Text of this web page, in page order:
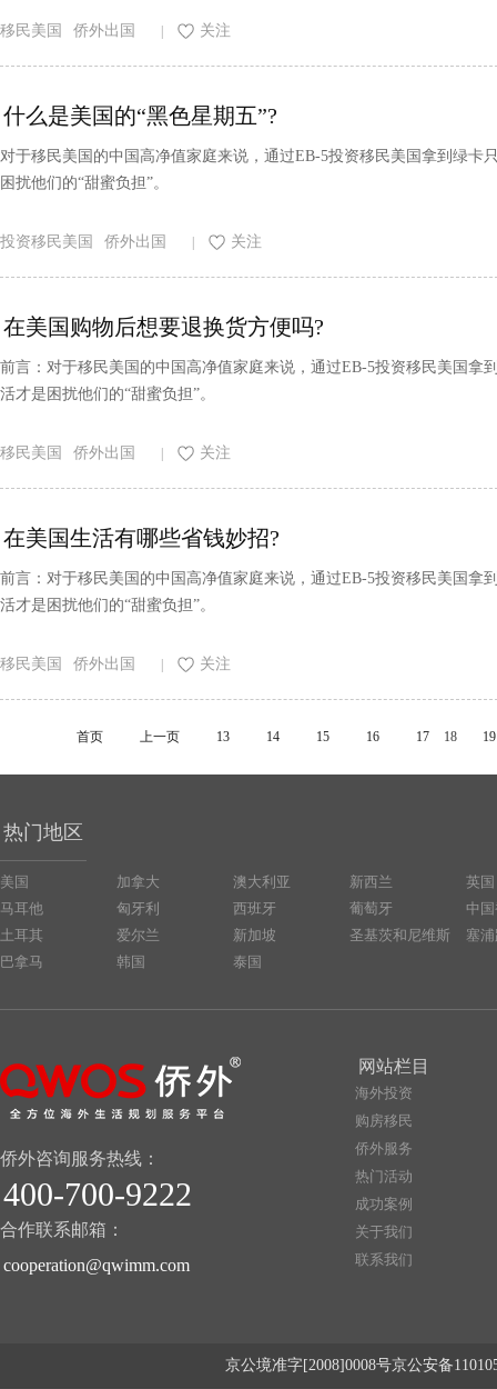
移民美国 侨外出国 关注
什么是美国的“黑色星期五”?
对于移民美国的中国高净值家庭来说，通过EB-5投资移民美国拿到绿
困扰他们的“甜蜜负担”。
投资移民美国 侨外出国 关注
在美国购物后想要退换货方便吗?
前言：对于移民美国的中国高净值家庭来说，通过EB-5投资移民美国
活才是困扰他们的“甜蜜负担”。
移民美国 侨外出国 关注
在美国生活有哪些省钱妙招?
前言：对于移民美国的中国高净值家庭来说，通过EB-5投资移民美国
活才是困扰他们的“甜蜜负担”。
移民美国 侨外出国 关注
首页 上一页 13 14 15 16 17 18 19
热门地区
美国
马耳他
土耳其
巴拿马
加拿大
匈牙利
爱尔兰
韩国
澳大利亚
西班牙
新加坡
泰国
新西兰
葡萄牙
圣基茨和尼维斯
英国
中
塞
侨外咨询服务热线：
400-700-9222
合作联系邮箱：
cooperation@qwimm.com
网站栏目
海外投资
购房移民
侨外服务
热门活动
成功案例
关于我们
联系我们
京公境准字[2008]0008号京公安备